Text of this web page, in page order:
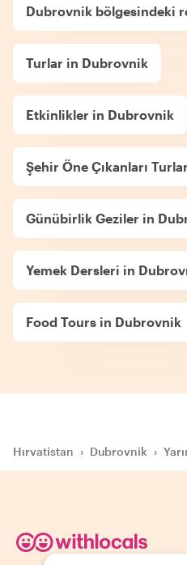
Dubrovnik bölgesindeki
Turlar in Dubrovnik
Etkinlikler in Dubrovnik
Şehir Öne Çıkanları
Günübirlik Geziler in
Yemek Dersleri in
Food Tours in Dubrovnik
Hırvatistan › Dubrovnik ›